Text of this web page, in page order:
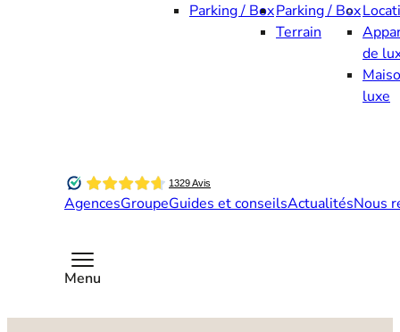
Parking / BoxParking / Box
Terrain
de
luxe
AgencesGroupeGuides et conseilsActualitésNous
Menu